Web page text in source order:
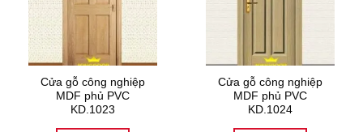
Cửa gỗ công nghiệp
MDF phủ PVC
KD.1023
Cửa gỗ công nghiệp
MDF phủ PVC
KD.1024